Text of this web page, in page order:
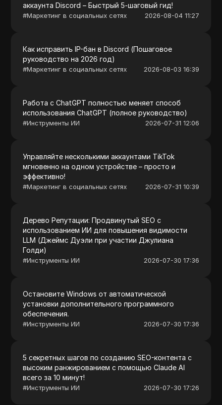
аккаунта Discord – Быстрый 5-шаговый гид!
#Маркетинг в социальных сетях 2026-08-04 11:27
Как исправить IP-бан в Discord (Пошаговое
руководство на 2026 год)
#Маркетинг в социальных сетях 2026-08-03 16:39
Работа с ChatGPT полностью меняет способ
использования ChatGPT (полное руководство)
#Инструменты ИИ 2026-07-31 12:06
Управляйте несколькими аккаунтами TikTok
мгновенно на одном устройстве – просто и
эффективно!
#Маркетинг в социальных сетях 2026-07-31 10:39
Дерево Репутации: Продвинутый SEO с
использованием ИИ для повышения видимости
LLM (Джеймс Дуэли при участии Джулиана
Голди)
#Инструменты ИИ 2026-07-30 17:36
Остановите Windows от автоматической
установки дополнительного программного
обеспечения.
#Инструменты ИИ 2026-07-30 17:36
5 секретных шагов по созданию SEO-контента с
высоким ранжированием с помощью Claude AI
всего за 10 минут!
#Инструменты ИИ 2026-07-30 17:26